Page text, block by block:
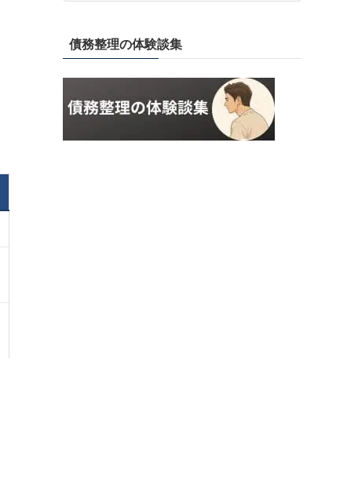
債務整理の体験談集